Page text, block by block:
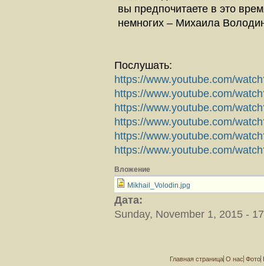
вы предпочитаете в это
немногих – Михаила
Послушать:
https://www.youtube.com/
https://www.youtube.com/
https://www.youtube.com/
https://www.youtube.com/
https://www.youtube.com/
https://www.youtube.com/
Вложение
Mikhail_Volodin.jpg
Дата:
Sunday, November 1, 2015 -
Главная страница О нас Фото